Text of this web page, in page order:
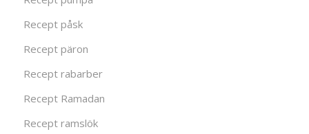
Recept påsk
Recept päron
Recept rabarber
Recept Ramadan
Recept ramslök